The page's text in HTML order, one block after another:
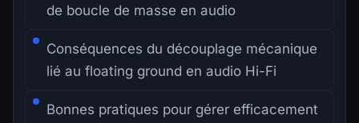
de boucle de masse en audio
Conséquences du découplage mécanique
lié au floating ground en audio Hi-Fi
Bonnes pratiques pour gérer efficacement